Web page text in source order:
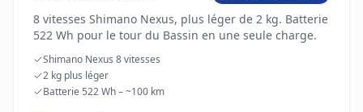
8 vitesses Shimano Nexus, plus léger de 2 kg. Batterie
522 Wh pour le tour du Bassin en une seule charge.
Shimano Nexus 8 vitesses
2 kg plus léger
Batterie 522 Wh – ~100 km